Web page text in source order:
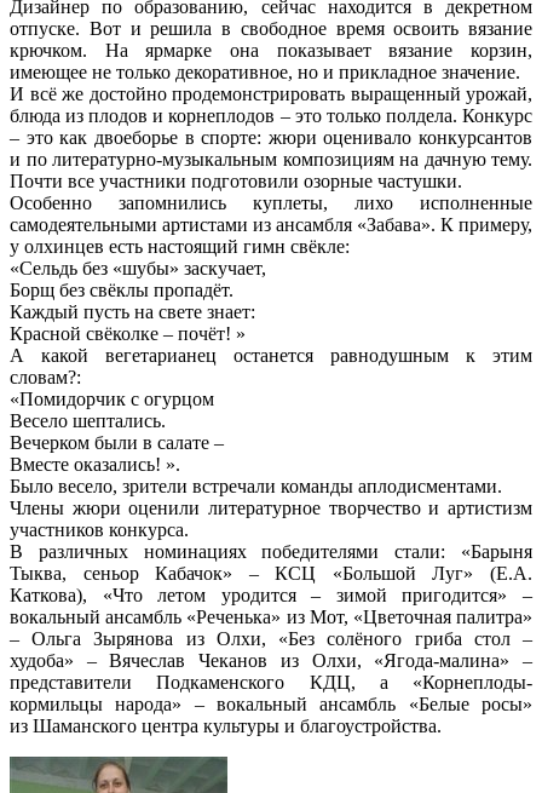
Дизайнер по образованию, сейчас находится в декретном
отпуске. Вот и решила в свободное время освоить вязание
крючком. На ярмарке она показывает вязание корзин,
имеющее не только декоративное, но и прикладное значение.
И всё же достойно продемонстрировать выращенный урожай,
блюда из плодов и корнеплодов – это только полдела. Конкурс
– это как двоеборье в спорте: жюри оценивало конкурсантов
и по литературно-музыкальным композициям на дачную тему.
Почти все участники подготовили озорные частушки.
Особенно запомнились куплеты, лихо исполненные
самодеятельными артистами из ансамбля «Забава». К примеру,
у олхинцев есть настоящий гимн свёкле:
«Сельдь без «шубы» заскучает,
Борщ без свёклы пропадёт.
Каждый пусть на свете знает:
Красной свёколке – почёт! »
А какой вегетарианец останется равнодушным к этим
словам?:
«Помидорчик с огурцом
Весело шептались.
Вечерком были в салате –
Вместе оказались! ».
Было весело, зрители встречали команды аплодисментами.
Члены жюри оценили литературное творчество и артистизм
участников конкурса.
В различных номинациях победителями стали: «Барыня
Тыква, сеньор Кабачок» – КСЦ «Большой Луг» (Е.А.
Каткова), «Что летом уродится – зимой пригодится» –
вокальный ансамбль «Реченька» из Мот, «Цветочная палитра»
– Ольга Зырянова из Олхи, «Без солёного гриба стол –
худоба» – Вячеслав Чеканов из Олхи, «Ягода-малина» –
представители Подкаменского КДЦ, а «Корнеплоды-
кормильцы народа» – вокальный ансамбль «Белые росы»
из Шаманского центра культуры и благоустройства.